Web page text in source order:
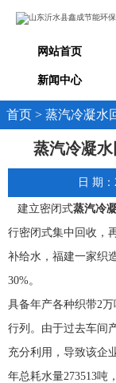
网站首页
新闻中心
首页 > 蒸汽冷凝水
蒸汽冷凝
日 期
建立密闭式蒸汽冷
行密闭式集中回收，
补给水，福建一家织
30%。
具备年产各种织带2
行列。由于过去车间
充分利用，导致该企
年总耗水量273513吨